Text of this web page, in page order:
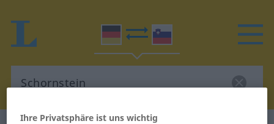
Ihre Privatsphäre ist uns wichtig